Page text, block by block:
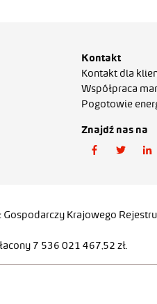
Kontakt
Kontakt dla
Współpraca
Pogotowie
Znajdź nas na
Gospodarczy Krajowego
7 536 021 467,52 zł.